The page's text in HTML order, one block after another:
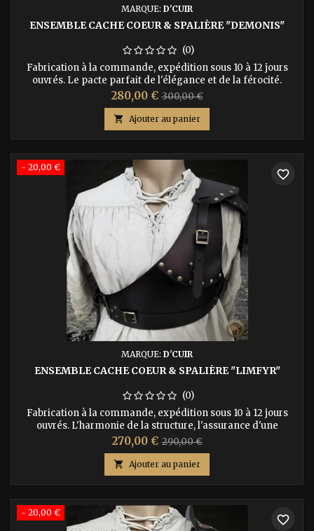
MARQUE: D'CUIR
ENSEMBLE CACHE COEUR & SPALIÈRE "DEMONIS"
(0)
Fabrication à la commande, expédition sous 10 à 12 jours
ouvrés. Le pacte parfait de l'élégance et de la férocité.
Équipez votre personnage d'une panoplie complète et
redoutable avec l'ensemble armure en cuir "Demonis". Ce
pack exclusif associe notre cache-cœur ajusté à la spalière
Demonis, célèbre pour ses découpes acérées et son
esthétique fantastique...
Prix
280,00 € Prix
base
300,00 €
 Ajouter au panier
- 20,00 €
MARQUE: D'CUIR
ENSEMBLE CACHE COEUR & SPALIÈRE "LIMFYR"
(0)
Fabrication à la commande, expédition sous 10 à 12 jours
ouvrés. L'harmonie de la structure, l'assurance d'une
protection totale. Donnez à votre personnage l'allure d'une
combattante aguerrie avec l'ensemble armure en cuir
"Limfyr". Ce pack exclusif réunit notre cache-cœur cintré et
la spalière Limfyr, caractérisée par ses lignes géométriques
et ses trois...
Prix
270,00 € Prix
base
290,00 €
 Ajouter au panier
favorite_border
- 20,00 €
favorite_border